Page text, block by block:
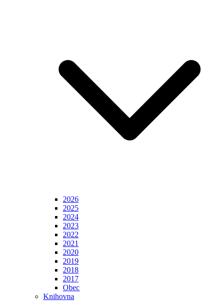
2026
2025
2024
2023
2022
2021
2020
2019
2018
2017
Obec
Knihovna